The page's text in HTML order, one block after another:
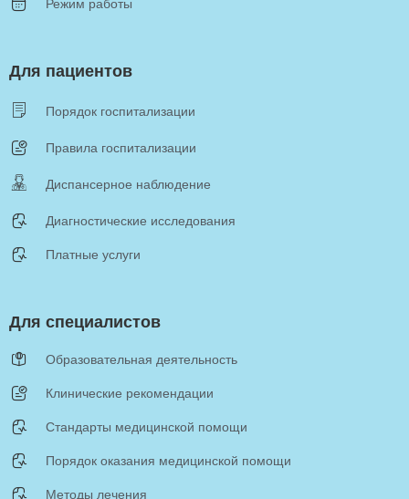
Режим работы
Для пациентов
Порядок госпитализации
Правила госпитализации
Диспансерное наблюдение
Диагностические исследования
Платные услуги
Для специалистов
Образовательная деятельность
Клинические рекомендации
Стандарты медицинской помощи
Порядок оказания медицинской помощи
Методы лечения